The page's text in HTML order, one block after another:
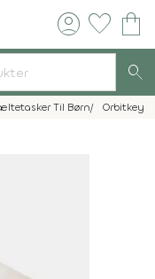
account_circle favorite shopping_bag
search
Til Børn Orbitkey